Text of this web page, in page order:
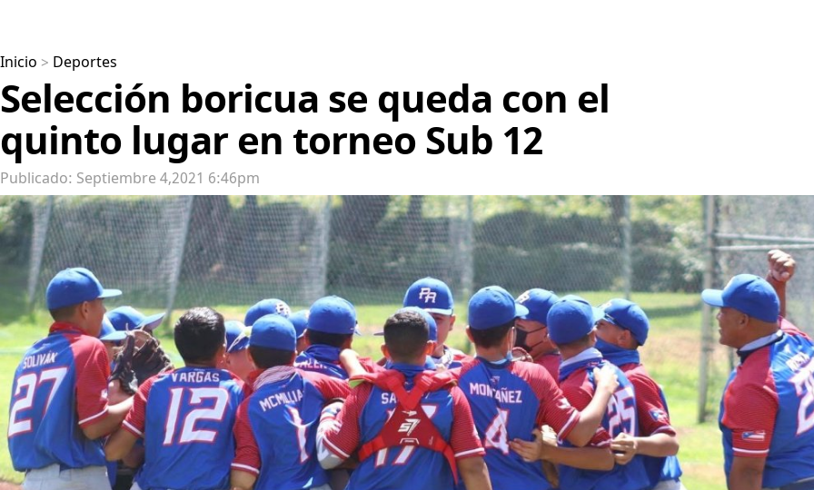
Inicio > Deportes
Selección boricua se queda con el
quinto lugar en torneo Sub 12
Publicado: Septiembre 4,2021 6:46pm